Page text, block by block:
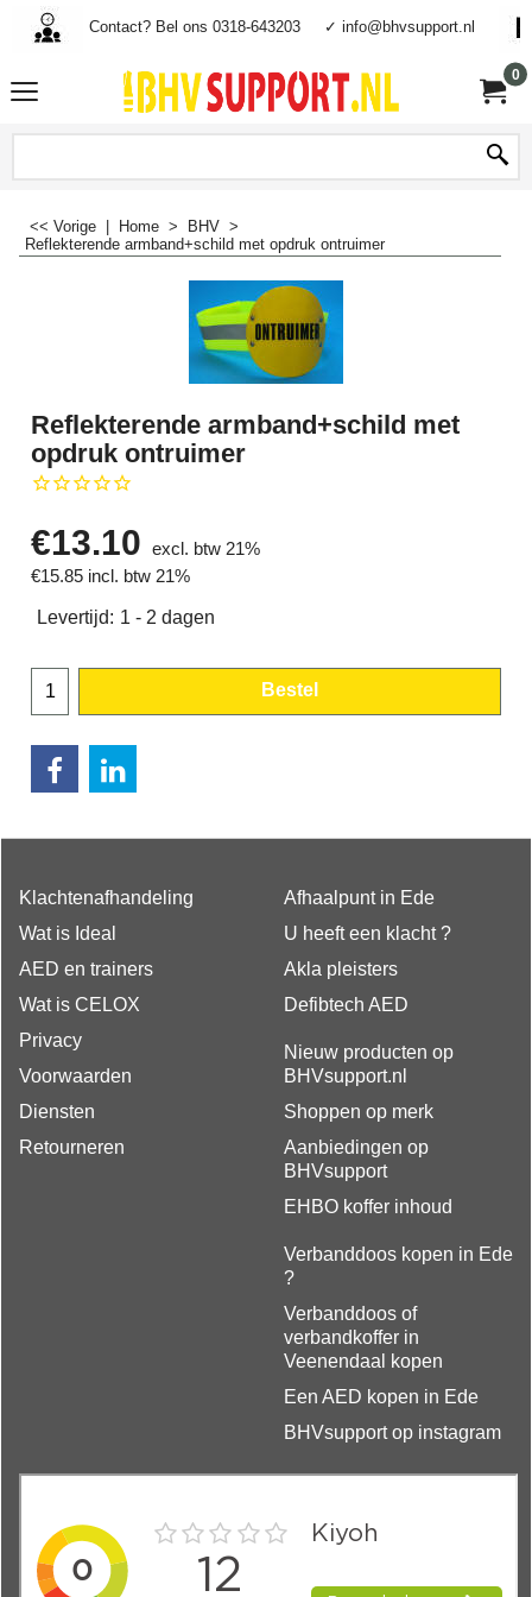
Contact? Bel ons 0318-643203 ✓ info@bhvsupport.nl
0
<< Vorige Home > BHV >
Reflekterende armband+schild met opdruk ontruimer
Reflekterende armband+schild met
opdruk ontruimer
€13.10
excl. btw 21%
€15.85 incl. btw 21%
Levertijd: 1 - 2 dagen
Bestel
Klachtenafhandeling
Wat is Ideal
AED en trainers
Wat is CELOX
Privacy
Voorwaarden
Diensten
Retourneren
Afhaalpunt in Ede
U heeft een klacht ?
Akla pleisters
Defibtech AED
Nieuw producten op
BHVsupport.nl
Shoppen op merk
Aanbiedingen op
BHVsupport
EHBO koffer inhoud
Verbanddoos kopen in Ede
?
Verbanddoos of
verbandkoffer in
Veenendaal kopen
Een AED kopen in Ede
BHVsupport op instagram